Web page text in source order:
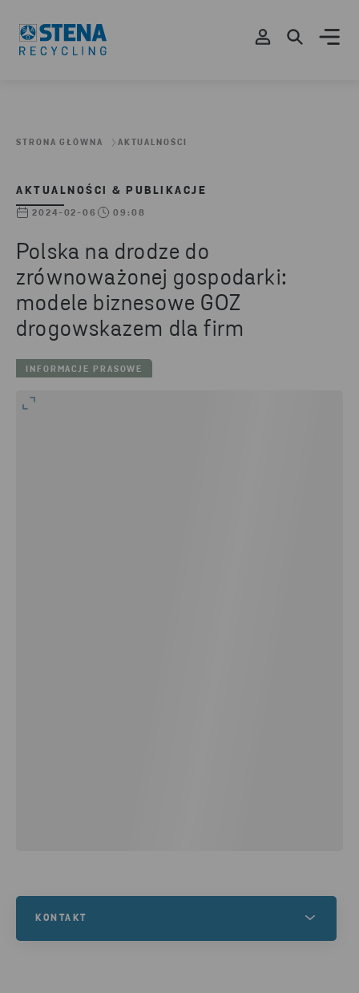
STRONA GŁÓWNA AKTUALNOŚCI
AKTUALNOŚCI & PUBLIKACJE
2024-02-06 09:08
Polska na drodze do
zrównoważonej gospodarki:
modele biznesowe GOZ
drogowskazem dla firm
INFORMACJE PRASOWE
KONTAKT